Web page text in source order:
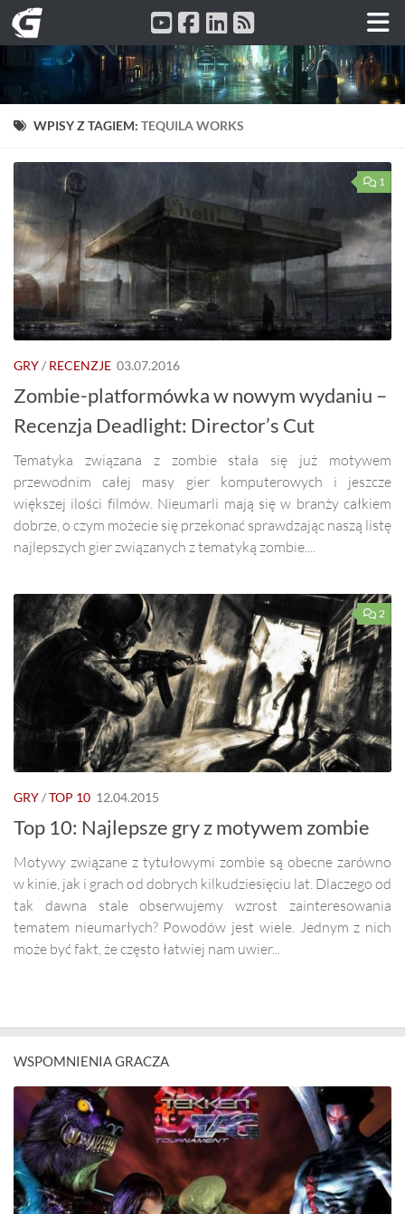
Przeskocz do treści
WPISY Z TAGIEM: TEQUILA WORKS
1
GRY/ RECENZJE 03.07.2016
Zombie-platformówka w nowym wydaniu –
Recenzja Deadlight: Director’s Cut
Tematyka związana z zombie stała się już motywem
przewodnim całej masy gier komputerowych i jeszcze
większej ilości filmów. Nieumarli mają się w branży całkiem
dobrze, o czym możecie się przekonać sprawdzając naszą listę
najlepszych gier związanych z tematyką zombie....
2
GRY/TOP 10 12.04.2015
Top 10: Najlepsze gry z motywem zombie
Motywy związane z tytułowymi zombie są obecne zarówno
w kinie, jak i grach od dobrych kilkudziesięciu lat. Dlaczego od
tak dawna stale obserwujemy wzrost zainteresowania
tematem nieumarłych? Powodów jest wiele. Jednym z nich
może być fakt, że często łatwiej nam uwier...
WSPOMNIENIA GRACZA